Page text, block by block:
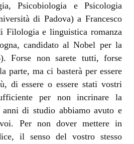
Psicobiologia e Psicologia
di Padova) a Francesco
Filologia e linguistica romanza
candidato al Nobel per la
Forse non sarete tutti, forse
parte, ma ci basterà per essere
di essere o essere stati vostri
per non incrinare la
di studio abbiamo avuto e
Per non dover mettere in
il senso del vostro stesso